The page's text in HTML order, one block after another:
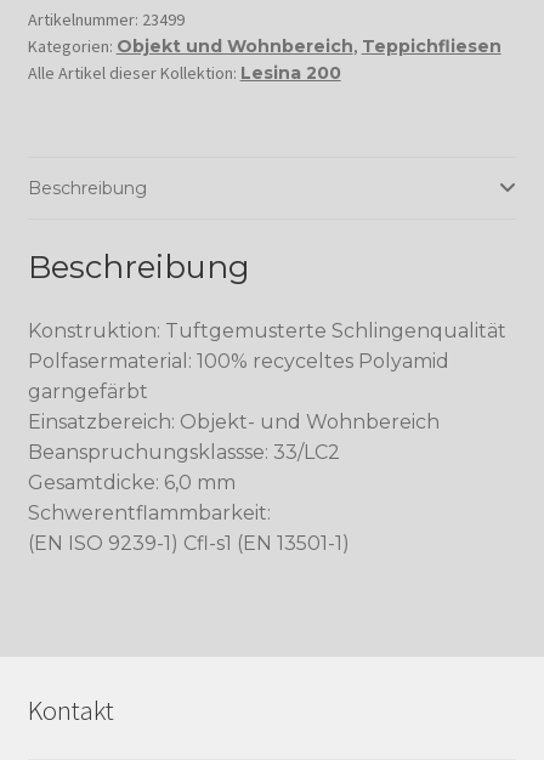
Artikelnummer: 23499
Kategorien: Objekt und Wohnbereich, Teppichfliesen
Alle Artikel dieser Kollektion: Lesina 200
Beschreibung
Beschreibung
Konstruktion: Tuftgemusterte Schlingenqualität
Polfasermaterial: 100% recyceltes Polyamid
garngefärbt
Einsatzbereich: Objekt- und Wohnbereich
Beanspruchungsklassse: 33/LC2
Gesamtdicke: 6,0 mm
Schwerentflammbarkeit:
(EN ISO 9239-1) Cfl-s1 (EN 13501-1)
Kontakt